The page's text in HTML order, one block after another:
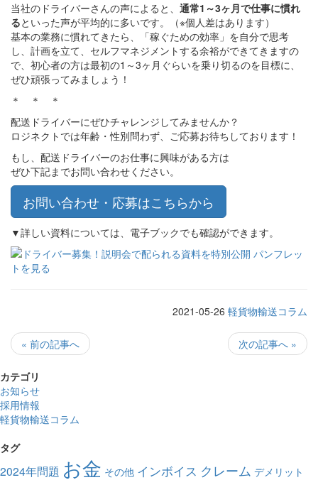
当社のドライバーさんの声によると、 通常1～3ヶ月で仕事に慣れ
るといった声が平均的に多いです。（※個人差はあります）
基本の業務に慣れてきたら、「稼ぐための効率」を自分で思考
し、計画を立て、セルフマネジメントする余裕ができてきますの
で、初心者の方は最初の1～3ヶ月ぐらいを乗り切るのを目標に、
ぜひ頑張ってみましょう！
＊ ＊ ＊
配送ドライバーにぜひチャレンジしてみませんか？
ロジネクトでは年齢・性別問わず、ご応募お待ちしております！
もし、配送ドライバーのお仕事に興味がある方は
ぜひ下記までお問い合わせください。
お問い合わせ・応募はこちらから
▼詳しい資料については、電子ブックでも確認ができます。
2021-05-26 軽貨物輸送コラム
« 前の記事へ 次の記事へ »
カテゴリ
お知らせ
採用情報
軽貨物輸送コラム
タグ
2024年問題 お金 その他 インボイス クレーム デメリット